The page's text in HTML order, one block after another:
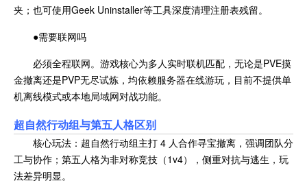
夹；也可使用Geek Uninstaller等工具深度清理注册表残留。
●需要联网吗
必须全程联网。游戏核心为多人实时联机匹配，无论是PVE摸
金撤离还是PVP无尽试炼，均依赖服务器在线游玩，目前不提供单
机离线模式或本地局域网对战功能。
超自然行动组与第五人格区别
核心玩法：超自然行动组主打 4 人合作寻宝撤离，强调团队分
工与协作；第五人格为非对称竞技（1v4），侧重对抗与逃生，玩
法差异明显。